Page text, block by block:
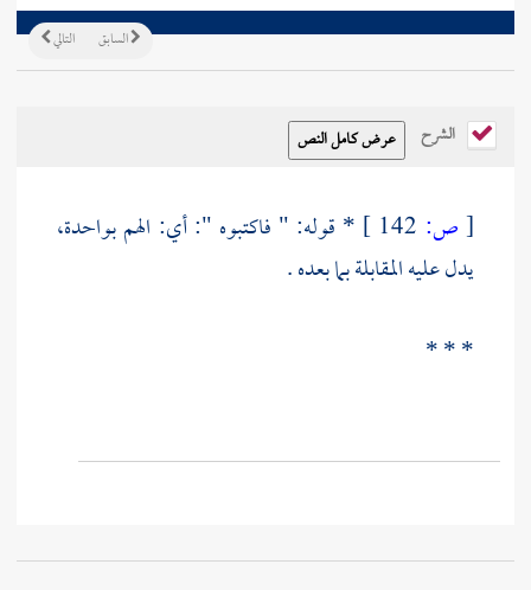
التالي السابق
الشرح
[ص:
* قوله: " فاكتبوه ": أي: الهم بواحدة،
يدل عليه المقابلة بما بعده .
* * *